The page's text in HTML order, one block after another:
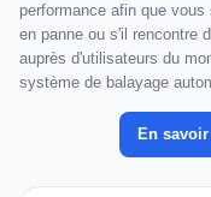
performance afin que
en panne ou s'il rencontre
auprès d'utilisateurs du
système de balayage
En